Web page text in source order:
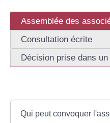
Assemblée des
Consultation écrite
Décision prise dans
Qui peut convoquer